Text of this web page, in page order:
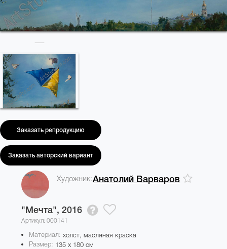
Заказать репродукцию
Заказать авторский вариант
Художник:Анатолий Варваров
"Мечта", 2016
Артикул: 000141
Материал: холст, масляная краска
Размер: 135 x 180 см